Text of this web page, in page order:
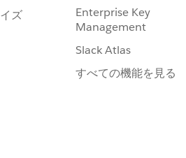
ズ
Enterprise Key
Management
Slack Atlas
すべての機能を見る